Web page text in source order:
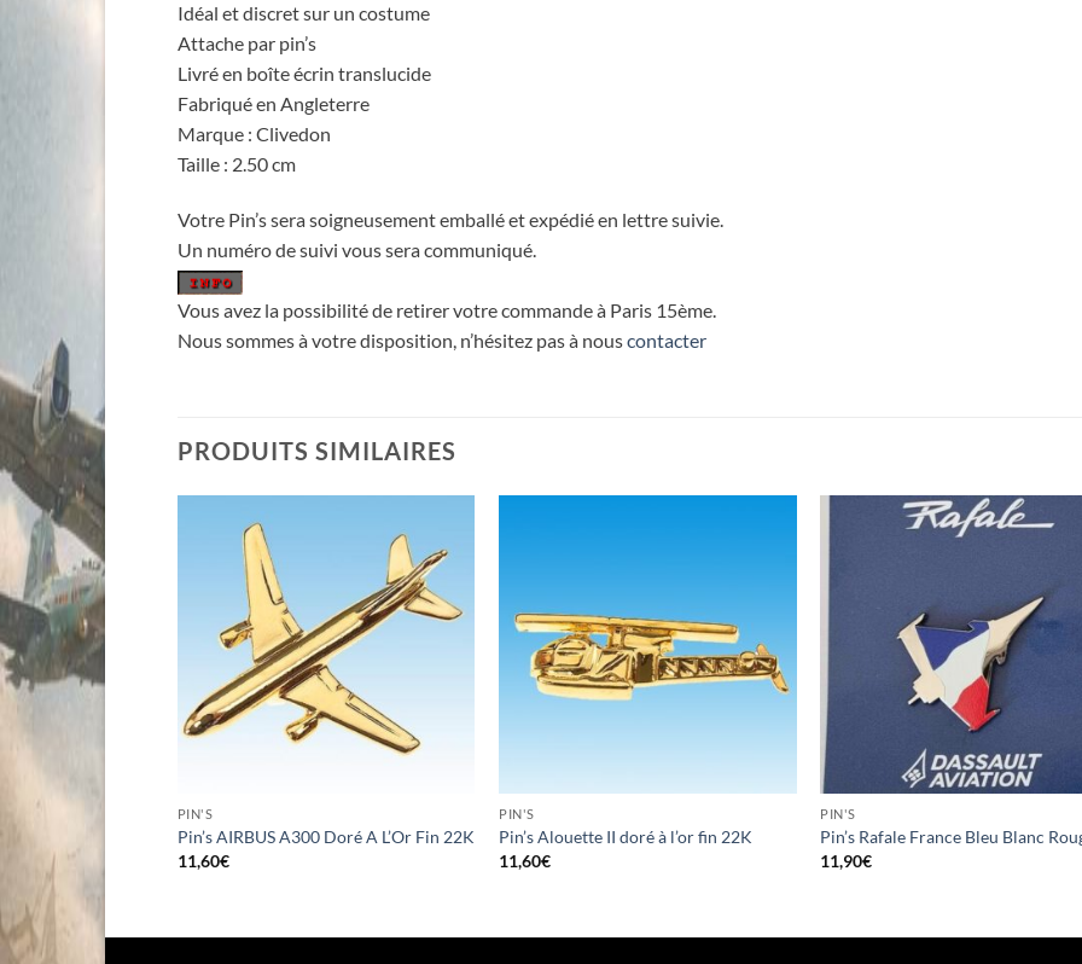
Idéal et discret sur un costume
Attache par pin’s
Livré en boîte écrin translucide
Fabriqué en Angleterre
Marque : Clivedon
Taille : 2.50 cm
Votre Pin’s sera soigneusement emballé et expédié en lettre suivie.
Un numéro de suivi vous sera communiqué.
Vous avez la possibilité de retirer votre commande à Paris 15ème.
Nous sommes à votre disposition, n’hésitez pas à nouscontacter
PRODUITS SIMILAIRES
PIN'S
Pin’s AIRBUS A300 Doré A L’Or Fin 22K
11,60€
PIN'S
Pin’s Alouette II doré à l’or fin 22K
11,60€
PIN'S
Pin’s Rafale France Bleu Blanc
11,90€
l’or fin 22K